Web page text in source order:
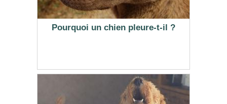
Pourquoi un chien pleure-t-il ?